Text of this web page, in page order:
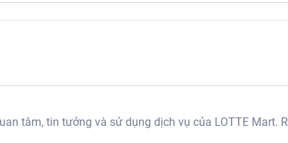
tâm, tin tưởng và sử dụng dịch vụ của LOTTE